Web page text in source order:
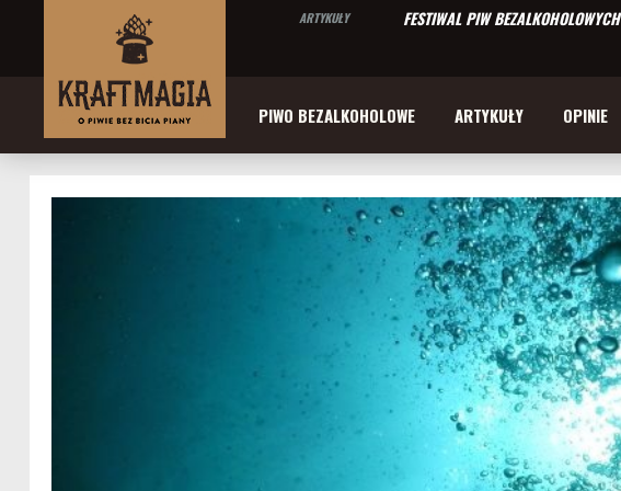
ARTYKUŁY FESTIWAL PIW BEZALKOHOLOWYCH
PIWO BEZALKOHOLOWE ARTYKUŁY OPINIE